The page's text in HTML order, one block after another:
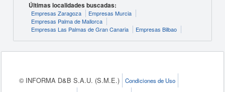
Últimas localidades buscadas:
Empresas Zaragoza
Empresas Murcia
Empresas Palma de Mallorca
Empresas Las Palmas de Gran Canaria
Empresas Bilbao
© INFORMA D&B S.A.U. (S.M.E.)
Condiciones de Uso